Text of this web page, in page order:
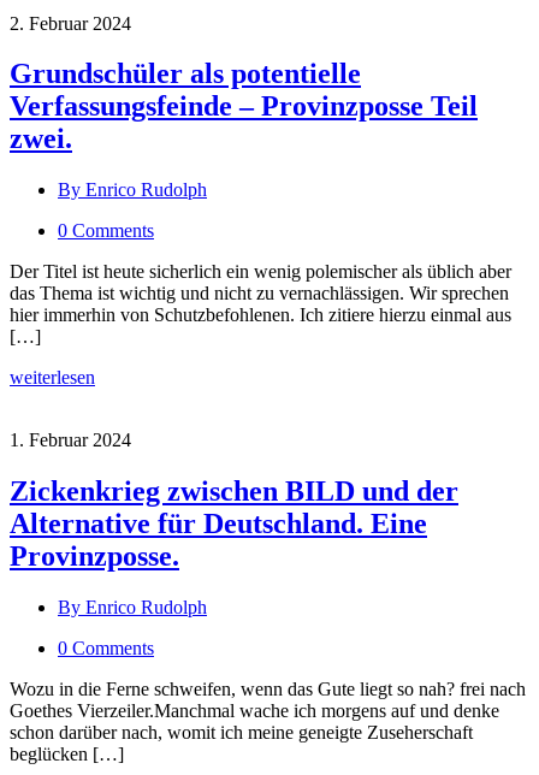
2. Februar 2024
Grundschüler als potentielle
Verfassungsfeinde – Provinzposse Teil
zwei.
By Enrico Rudolph
0 Comments
Der Titel ist heute sicherlich ein wenig polemischer als üblich aber
das Thema ist wichtig und nicht zu vernachlässigen. Wir sprechen
hier immerhin von Schutzbefohlenen. Ich zitiere hierzu einmal aus
[…]
weiterlesen
1. Februar 2024
Zickenkrieg zwischen BILD und der
Alternative für Deutschland. Eine
Provinzposse.
By Enrico Rudolph
0 Comments
Wozu in die Ferne schweifen, wenn das Gute liegt so nah? frei nach
Goethes Vierzeiler.Manchmal wache ich morgens auf und denke
schon darüber nach, womit ich meine geneigte Zuseherschaft
beglücken […]